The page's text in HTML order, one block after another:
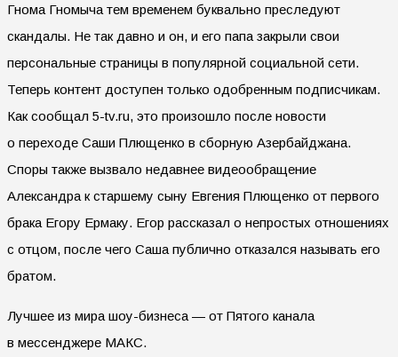
Гнома Гномыча тем временем буквально преследуют
скандалы. Не так давно и он, и его папа закрыли свои
персональные страницы в популярной социальной сети.
Теперь контент доступен только одобренным подписчикам.
Как сообщал 5-tv.ru, это произошло после новости
о переходе Саши Плющенко в сборную Азербайджана.
Споры также вызвало недавнее видеообращение
Александра к старшему сыну Евгения Плющенко от первого
брака Егору Ермаку. Егор рассказал о непростых отношениях
с отцом, после чего Саша публично отказался называть его
братом.
Лучшее из мира шоу-бизнеса — от Пятого канала
в мессенджере МАКС.